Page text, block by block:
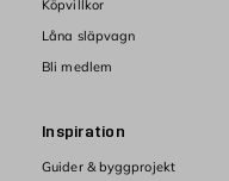
Köpvillkor
Låna släpvagn
Bli medlem
Inspiration
Guider & byggprojekt